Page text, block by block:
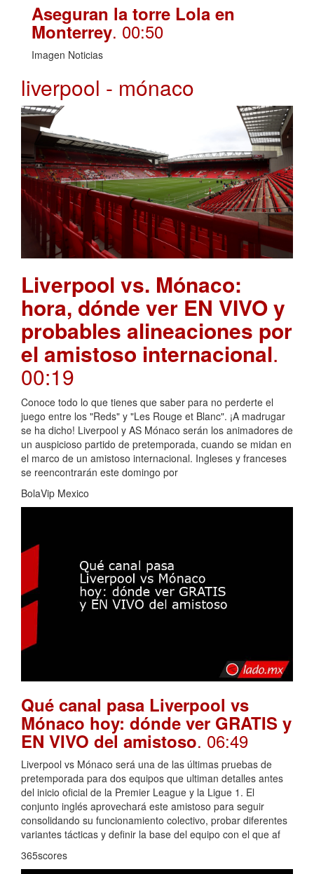
Aseguran la torre Lola en
Monterrey. 00:50
Imagen Noticias
liverpool - mónaco
Liverpool vs. Mónaco:
hora, dónde ver EN VIVO y
probables alineaciones por
el amistoso internacional.
00:19
Conoce todo lo que tienes que saber para no perderte el
juego entre los "Reds" y "Les Rouge et Blanc". ¡A madrugar
se ha dicho! Liverpool y AS Mónaco serán los animadores de
un auspicioso partido de pretemporada, cuando se midan en
el marco de un amistoso internacional. Ingleses y franceses
se reencontrarán este domingo por
BolaVip Mexico
Qué canal pasa Liverpool vs
Mónaco hoy: dónde ver GRATIS y
EN VIVO del amistoso. 06:49
Liverpool vs Mónaco será una de las últimas pruebas de
pretemporada para dos equipos que ultiman detalles antes
del inicio oficial de la Premier League y la Ligue 1. El
conjunto inglés aprovechará este amistoso para seguir
consolidando su funcionamiento colectivo, probar diferentes
variantes tácticas y definir la base del equipo con el que af
365scores